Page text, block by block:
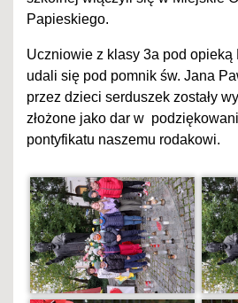
Papieskiego.
Uczniowie z klasy 3a pod opieką
udali się pod pomnik św. Jana
przez dzieci serduszek zostały
złożone jako dar w
pontyfikatu naszemu rodakowi.